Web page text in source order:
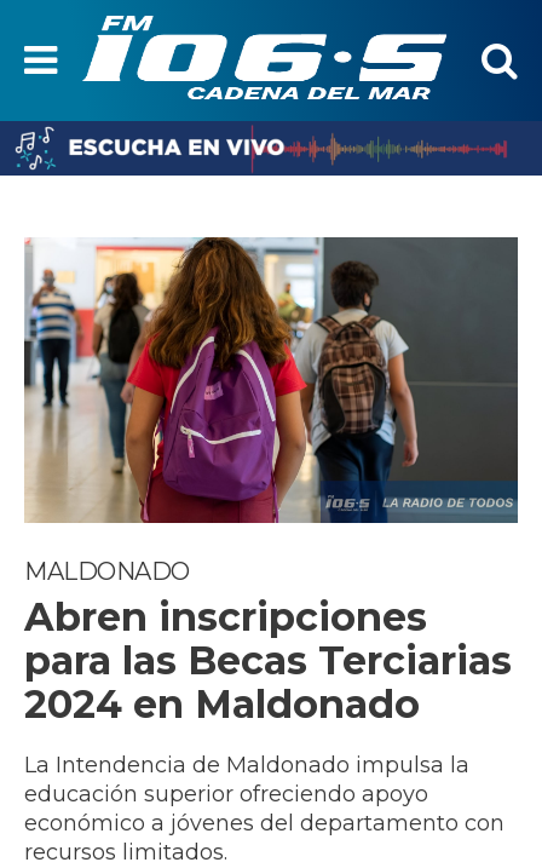
MALDONADO
Abren inscripciones
para las Becas Terciarias
2024 en Maldonado
La Intendencia de Maldonado impulsa la
educación superior ofreciendo apoyo
económico a jóvenes del departamento con
recursos limitados.